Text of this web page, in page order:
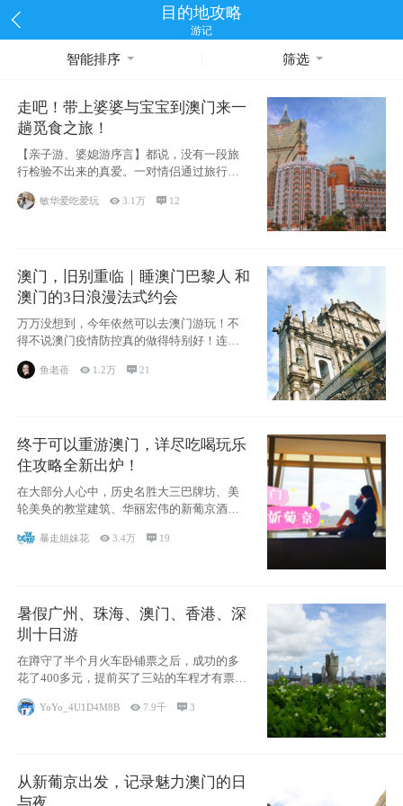
目的地攻略
游记
智能排序 筛选
走吧！带上婆婆与宝宝到澳门来一
趟觅食之旅！
【亲子游、婆媳游序言】都说，没有一段旅
行检验不出来的真爱。一对情侣通过旅行的
相处能够
敏华爱吃爱玩  3.1万  12
澳门，旧别重临｜睡澳门巴黎人 和
澳门的3日浪漫法式约会
万万没想到，今年依然可以去澳门游玩！不
得不说澳门疫情防控真的做得特别好！连续
鱼老蓓  1.2万 21
终于可以重游澳门，详尽吃喝玩乐
住攻略全新出炉！
在大部分人心中，历史名胜大三巴牌坊、美
轮美奂的教堂建筑、华丽宏伟的新葡京酒
暴走姐妹花 3.4万  19
暑假广州、珠海、澳门、香港、深
圳十日游
在蹲守了半个月火车卧铺票之后，成功的多
花了400多元，提前买了三站的车程才有票并
YoYo_4U1D4M8B 7.9千  3
从新葡京出发，记录魅力澳门的日